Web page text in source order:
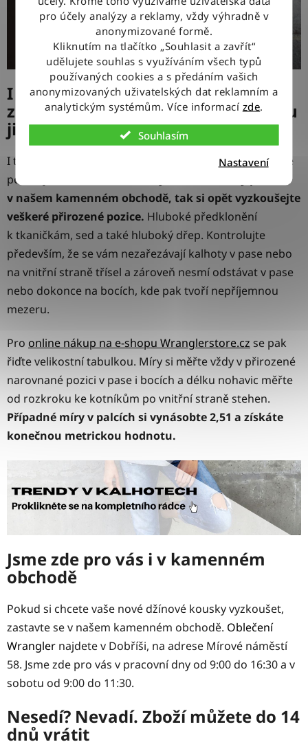
pro účely analýzy a reklamy, vždy výhradně v
anonymizované formě.
Kliknutím na tlačítko „Souhlasit a zavřít“
udělujete souhlas s využíváním všech typů
používaných cookies a s předáním vašich
anonymizovaných uživatelských dat reklamním a
analytickým systémům. Více informací zde.
Souhlasím
Nastavení
I u boyfriend jeans nezapomínejte
zkoušet a kontrolovat stejně jako u
jiných
I tento styl džínů má v mnoha ohledech velice podobné
potřeby zkoušení.
v našem kamenném obchodě, tak si opět vyzkoušejte
veškeré přirozené pozice. Hluboké předklonění
k tkaničkám, sed a také hluboký dřep. Kontrolujte
především, že se vám nezařezávají kalhoty v pase nebo
na vnitřní straně třísel a zároveň nesmí odstávat v pase
nebo dokonce na bocích, kde pak tvoří nepříjemnou
mezeru.
Pro online nákup na e-shopu Wranglerstore.cz se pak
řiďte velikostní tabulkou. Míry si měřte vždy v přirozené
narovnané pozici v pase i bocích a délku nohavic měřte
od rozkroku ke kotníkům po vnitřní straně stehen.
Případné míry v palcích si vynásobte 2,51 a získáte
konečnou metrickou hodnotu.
Jsme zde pro vás i v kamenném
obchodě
Pokud si chcete vaše nové džínové kousky vyzkoušet,
zastavte se v našem kamenném obchodě. Oblečení
Wrangler najdete v Dobříši, na adrese Mírové náměstí
58. Jsme zde pro vás v pracovní dny od 9:00 do 16:30 a v
sobotu od 9:00 do 11:30.
Nesedí? Nevadí. Zboží můžete do 14
dnů vrátit